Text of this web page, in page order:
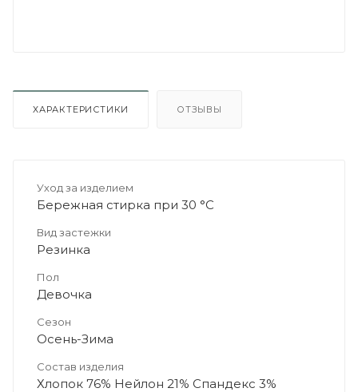
ХАРАКТЕРИСТИКИ ОТЗЫВЫ
Уход за изделием
Бережная стирка при 30 °C
Вид застежки
Резинка
Пол
Девочка
Сезон
Осень-Зима
Состав изделия
Хлопок 76% Нейлон 21% Спандекс 3%